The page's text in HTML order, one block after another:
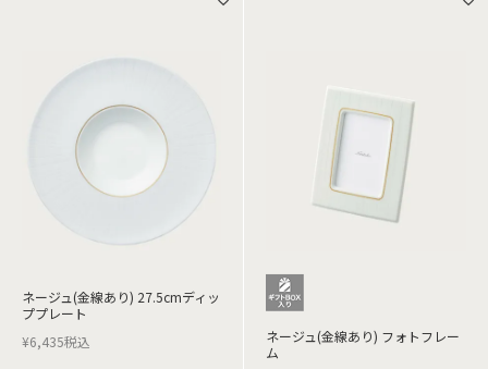
ネージュ(金線あり) 27.5cmディッ
ププレート
¥6,435税込
ネージュ(金線あり) フォトフレー
ム